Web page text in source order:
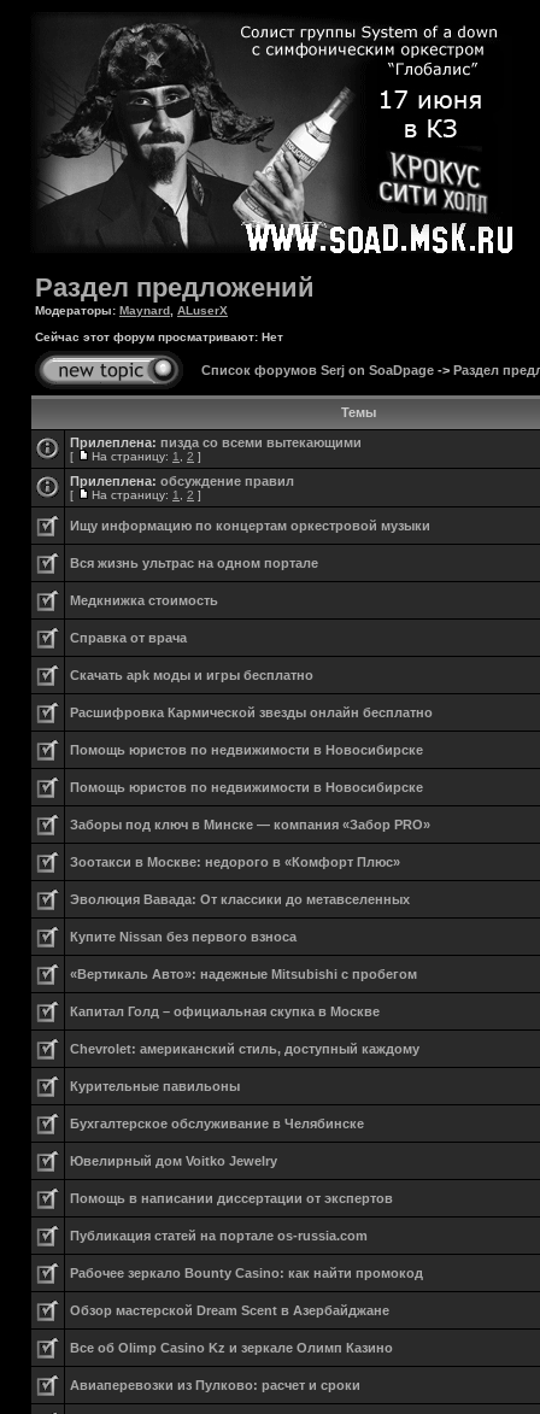
Раздел предложений
Модераторы: Maynard ALuserX
Сейчас этот форум просматривают: Нет
Список форумов Serj on SoaDpage -> Раздел
Темы
Прилеплена: пизда со всеми вытекающими
[ На страницу: 1 2 ]
Прилеплена: обсуждение правил
[ На страницу: 1 2 ]
Ищу информацию по концертам оркестровой музыки
Вся жизнь ультрас на одном портале
Медкнижка стоимость
Справка от врача
Скачать apk моды и игры бесплатно
Расшифровка Кармической звезды онлайн бесплатно
Помощь юристов по недвижимости в Новосибирске
Помощь юристов по недвижимости в Новосибирске
Заборы под ключ в Минске — компания «Забор PRO»
Зоотакси в Москве: недорого в «Комфорт Плюс»
Эволюция Вавада: От классики до метавселенных
Купите Nissan без первого взноса
«Вертикаль Авто»: надежные Mitsubishi с пробегом
Капитал Голд – официальная скупка в Москве
Chevrolet: американский стиль, доступный каждому
Курительные павильоны
Бухгалтерское обслуживание в Челябинске
Ювелирный дом Voitko Jewelry
Помощь в написании диссертации от экспертов
Публикация статей на портале os-russia.com
Рабочее зеркало Bounty Casino: как найти промокод
Обзор мастерской Dream Scent в Азербайджане
Все об Olimp Casino Kz и зеркале Олимп Казино
Авиаперевозки из Пулково: расчет и сроки